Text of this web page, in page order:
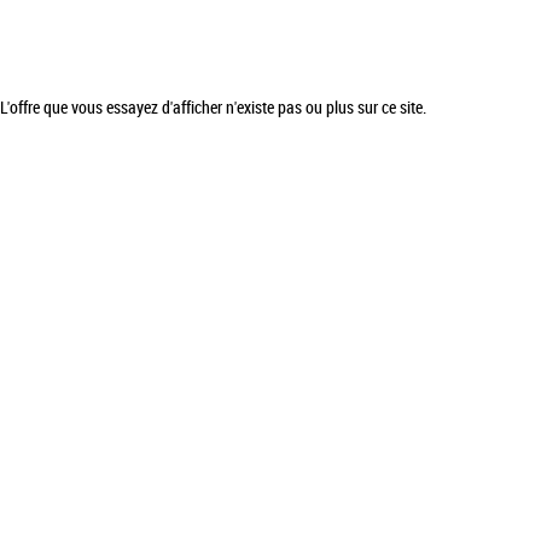
L'offre que vous essayez d'afficher n'existe pas ou plus sur ce site.